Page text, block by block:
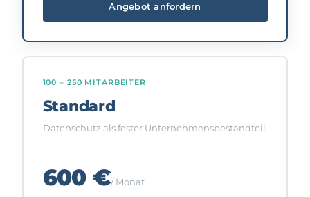
Angebot anfordern
100 – 250 MITARBEITER
Standard
Datenschutz als fester Unternehmensbestandteil.
600 €/ Monat